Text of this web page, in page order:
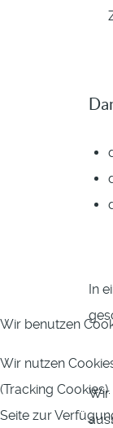
In
Wir
Wir benutzen
Wir nutzen
(Tracking
Seite zur